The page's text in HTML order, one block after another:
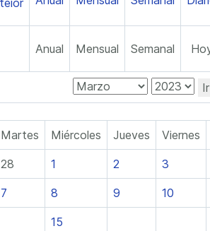
Anual Mensual Semanal
Martes Miércoles Jueves Viernes
28 1 2 3
7 8 9 10
15